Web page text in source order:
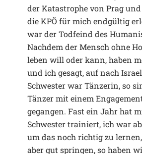
der Katastrophe von Prag
die KPÖ für mich endgültig
war der Todfeind des
Nachdem der Mensch ohne
leben will oder kann, haben
und ich gesagt, auf nach
Schwester war Tänzerin, so
Tänzer mit einem
gegangen. Fast ein Jahr hat
Schwester trainiert, ich war
um das noch richtig zu
aber gut springen, so haben